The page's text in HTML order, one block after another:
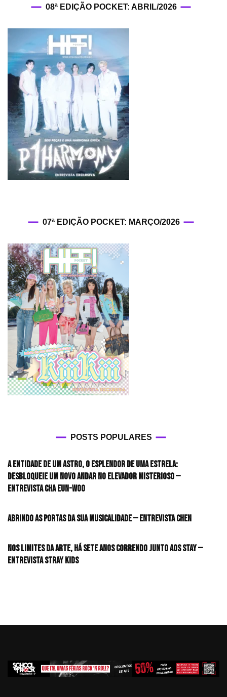
08ª EDIÇÃO POCKET: ABRIL/2026
07ª EDIÇÃO POCKET: MARÇO/2026
POSTS POPULARES
A entidade de um astro, o esplendor de uma estrela:
desbloqueie um novo andar no elevador misterioso —
Entrevista CHA EUN-WOO
Abrindo as portas da sua musicalidade — Entrevista CHEN
Nos limites da arte, há sete anos correndo junto aos STAY —
Entrevista Stray Kids